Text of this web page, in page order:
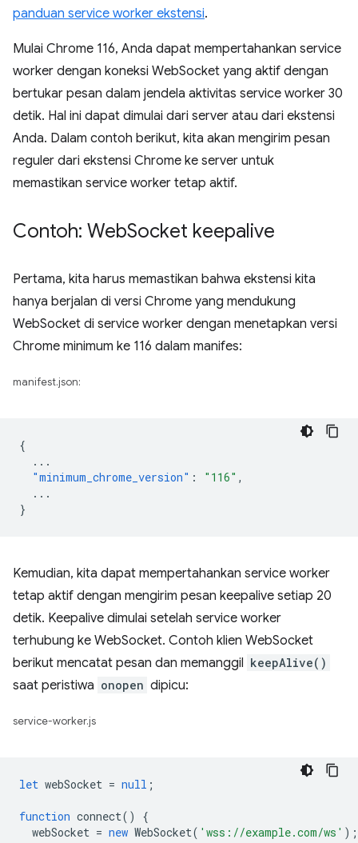
panduan service worker ekstensi.
Mulai Chrome 116, Anda dapat mempertahankan service
worker dengan koneksi WebSocket yang aktif dengan
bertukar pesan dalam jendela aktivitas service worker 30
detik. Hal ini dapat dimulai dari server atau dari ekstensi
Anda. Dalam contoh berikut, kita akan mengirim pesan
reguler dari ekstensi Chrome ke server untuk
memastikan service worker tetap aktif.
Contoh: WebSocket keepalive
Pertama, kita harus memastikan bahwa ekstensi kita
hanya berjalan di versi Chrome yang mendukung
WebSocket di service worker dengan menetapkan versi
Chrome minimum ke 116 dalam manifes:
manifest.json:
{
...
"minimum_chrome_version" : "116" ,
...
}
Kemudian, kita dapat mempertahankan service worker
tetap aktif dengan mengirim pesan keepalive setiap 20
detik. Keepalive dimulai setelah service worker
terhubung ke WebSocket. Contoh klien WebSocket
berikut mencatat pesan dan memanggil keepAlive()
saat peristiwa onopen dipicu:
service-worker.js
let webSocket = null ;
function connect()
{
webSocket = new WebSocket( 'wss://example.com/ws' );